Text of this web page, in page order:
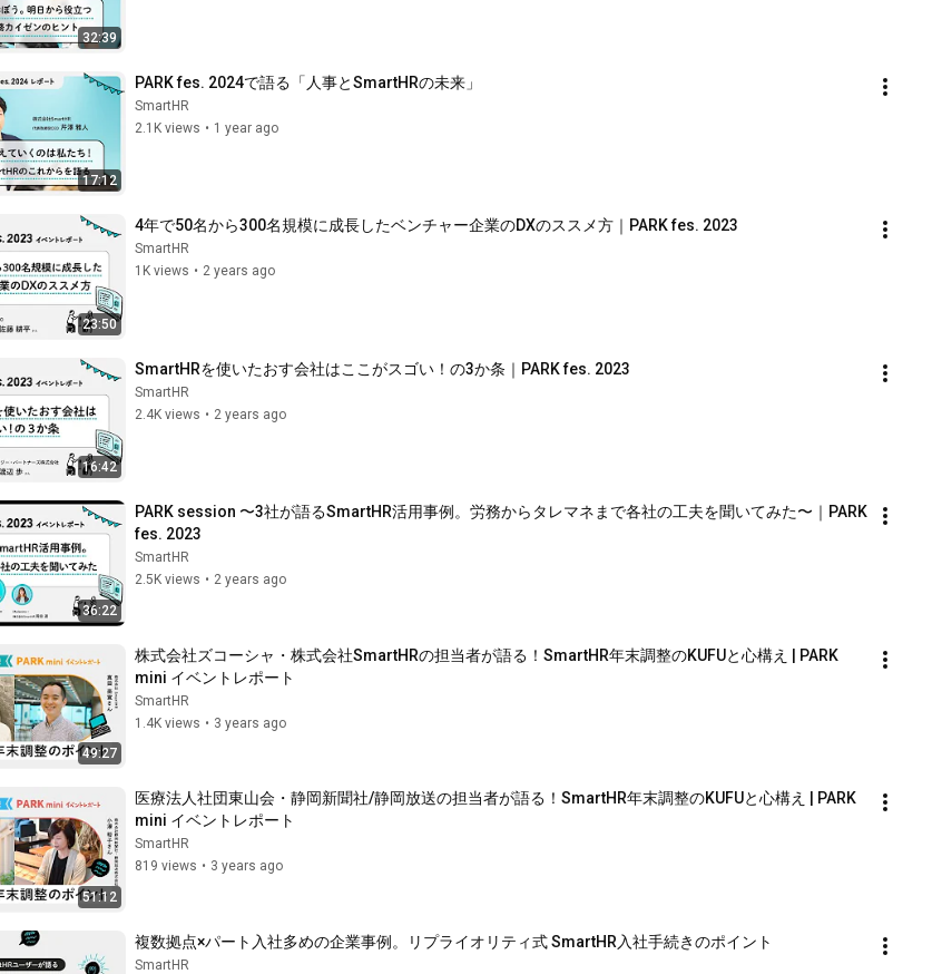
32:39
17:12
PARK fes. 2024で語る「人事とSmartHRの未来」
SmartHR
2.1K views • 1 year ago
23:50
4年で50名から300名規模に成長したベンチャー企業のDXのススメ方｜PARK fes. 2023
SmartHR
1K views • 2 years ago
16:42
SmartHRを使いたおす会社はここがスゴい！の3か条｜PARK fes. 2023
SmartHR
2.4K views • 2 years ago
36:22
PARK session 〜3社が語るSmartHR活用事例。労務からタレマネまで各社の工夫を聞いてみた〜｜PARK
fes. 2023
SmartHR
2.5K views • 2 years ago
49:27
株式会社ズコーシャ・株式会社SmartHRの担当者が語る！SmartHR年末調整のKUFUと心構え | PARK
mini イベントレポート
SmartHR
1.4K views • 3 years ago
51:12
医療法人社団東山会・静岡新聞社/静岡放送の担当者が語る！SmartHR年末調整のKUFUと心構え | PARK
mini イベントレポート
SmartHR
819 views • 3 years ago
複数拠点×パート入社多めの企業事例。リプライオリティ式 SmartHR入社手続きのポイント
SmartHR